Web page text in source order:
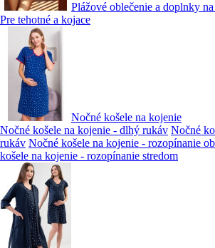
Plážové oblečenie a doplnky
Pre tehotné a kojace
Nočné košele na kojenie
Nočné košele na kojenie - dlhý rukáv Nočné
rukáv Nočné košele na kojenie - rozopínanie
košele na kojenie - rozopínanie stredom